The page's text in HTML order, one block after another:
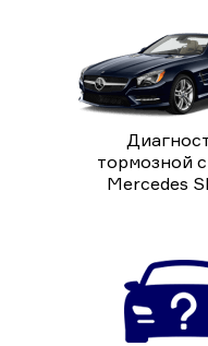
тормозной
Mercedes